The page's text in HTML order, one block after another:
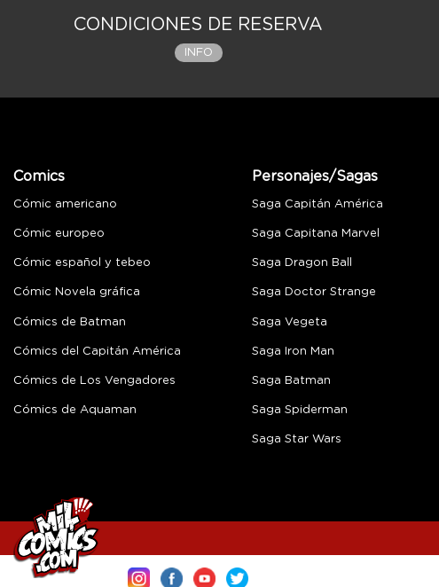
CONDICIONES DE RESERVA
INFO
Comics
Cómic americano
Cómic europeo
Cómic español y tebeo
Cómic Novela gráfica
Cómics de Batman
Cómics del Capitán América
Cómics de Los Vengadores
Cómics de Aquaman
Personajes/Sagas
Saga Capitán América
Saga Capitana Marvel
Saga Dragon Ball
Saga Doctor Strange
Saga Vegeta
Saga Iron Man
Saga Batman
Saga Spiderman
Saga Star Wars